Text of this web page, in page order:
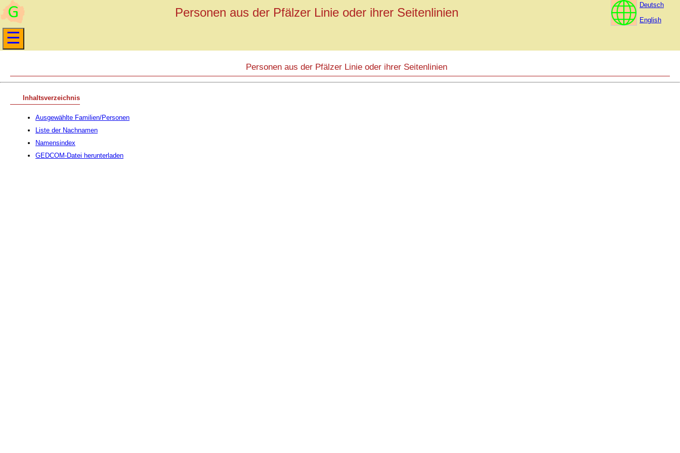
Personen aus der Pfälzer Linie oder ihrer Seitenlinien
Deutsch
English
Personen aus der Pfälzer Linie oder ihrer Seitenlinien
Inhaltsverzeichnis
Ausgewählte Familien/Personen
Liste der Nachnamen
Namensindex
GEDCOM-Datei herunterladen